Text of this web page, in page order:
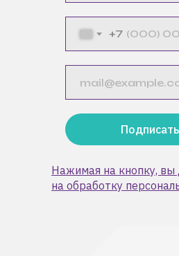
Нажимая на кнопку, вы
на обработку
+7